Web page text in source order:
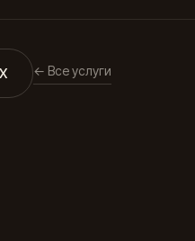
← Все услуги